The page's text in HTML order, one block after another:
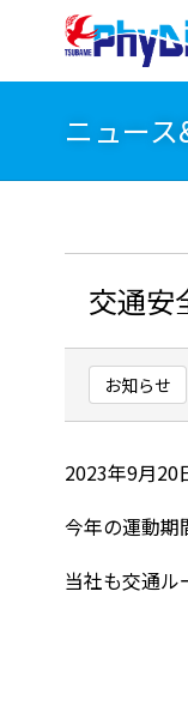
ニュー
交通安
お知らせ
2023年9月20
今年の運動
当社も交通ル